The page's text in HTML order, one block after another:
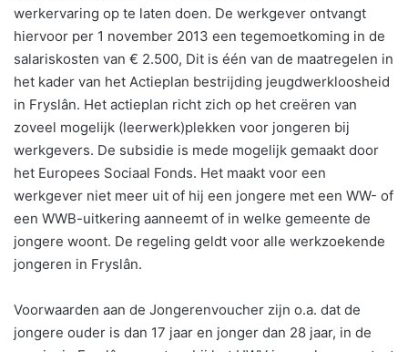
werkervaring op te laten doen. De werkgever ontvangt
hiervoor per 1 november 2013 een tegemoetkoming in de
salariskosten van € 2.500, Dit is één van de maatregelen in
het kader van het Actieplan bestrijding jeugdwerkloosheid
in Fryslân. Het actieplan richt zich op het creëren van
zoveel mogelijk (leerwerk)plekken voor jongeren bij
werkgevers. De subsidie is mede mogelijk gemaakt door
het Europees Sociaal Fonds. Het maakt voor een
werkgever niet meer uit of hij een jongere met een WW- of
een WWB-uitkering aanneemt of in welke gemeente de
jongere woont. De regeling geldt voor alle werkzoekende
jongeren in Fryslân.
Voorwaarden aan de Jongerenvoucher zijn o.a. dat de
jongere ouder is dan 17 jaar en jonger dan 28 jaar, in de